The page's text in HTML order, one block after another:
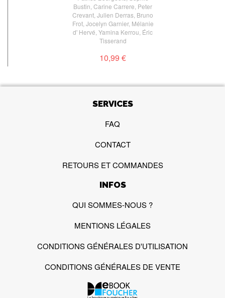
Bustin Carine Carrere Peter
Crevant Julien Derras Bruno
Frot, Jocelyn Garnier, Mélanie
d' Hervé Yamina Kerrou Éric
Tisserand
10,99 €
SERVICES
FAQ
CONTACT
RETOURS ET COMMANDES
INFOS
QUI SOMMES-NOUS ?
MENTIONS LÉGALES
CONDITIONS GÉNÉRALES D'UTILISATION
CONDITIONS GÉNÉRALES DE VENTE